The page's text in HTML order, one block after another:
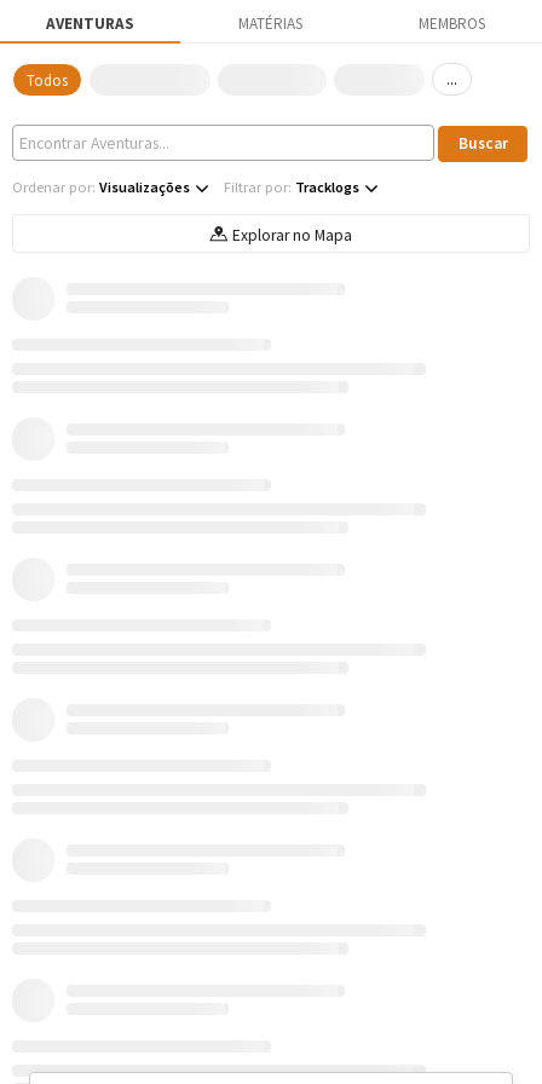
AVENTURAS MATÉRIAS MEMBROS
Todos ...
Ordenar por: Visualizações Filtrar por: Tracklogs
Explorar no Mapa